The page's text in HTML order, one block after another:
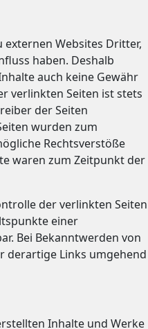
Websites Dritter,
haben. Deshalb
auch keine Gewähr
verlinkten Seiten ist stets
der Seiten
wurden zum
Rechtsverstöße
waren zum Zeitpunkt der
der verlinkten Seiten
einer
Bei Bekanntwerden von
derartige Links umgehend
Inhalte und Werke